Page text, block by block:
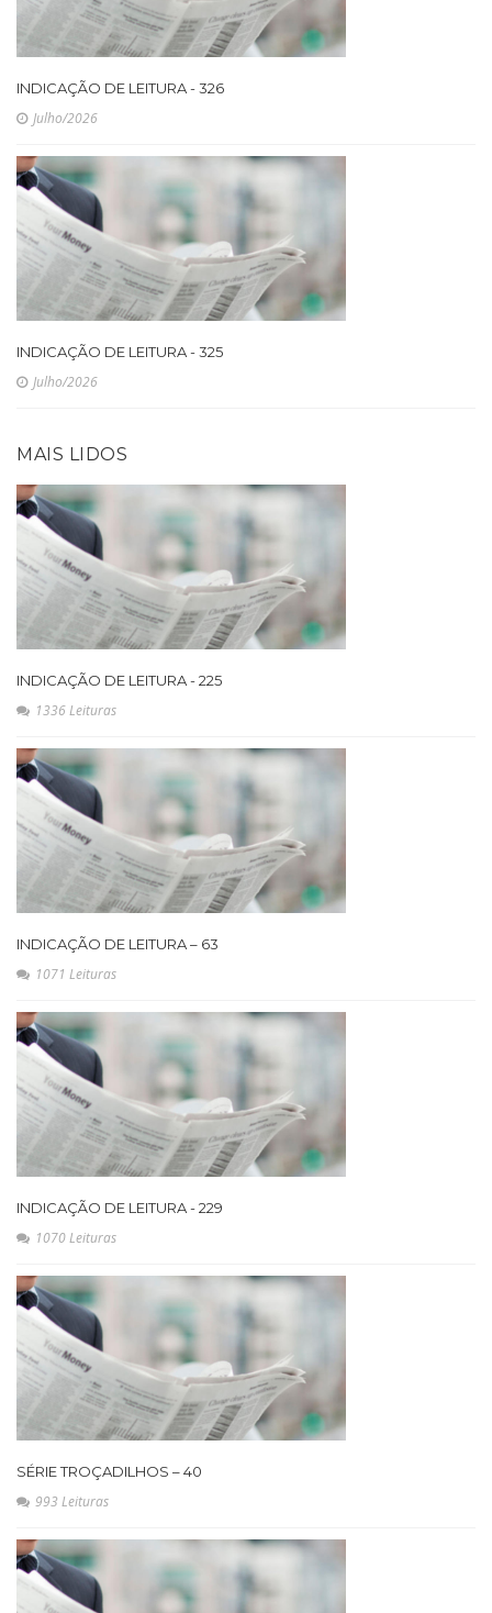
INDICAÇÃO DE LEITURA - 326
Julho/2026
INDICAÇÃO DE LEITURA - 325
Julho/2026
MAIS LIDOS
INDICAÇÃO DE LEITURA - 225
1336 Leituras
INDICAÇÃO DE LEITURA – 63
1071 Leituras
INDICAÇÃO DE LEITURA - 229
1070 Leituras
SÉRIE TROÇADILHOS – 40
993 Leituras